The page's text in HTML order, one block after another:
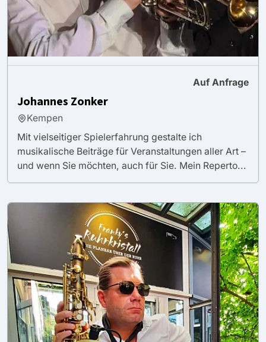
Auf Anfrage
Johannes Zonker
Kempen
Mit vielseitiger Spielerfahrung gestalte ich
musikalische Beiträge für Veranstaltungen aller Art –
und wenn Sie möchten, auch für Sie. Mein Reperto...